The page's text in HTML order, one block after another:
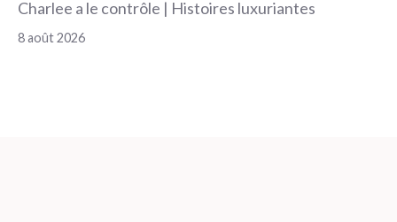
Charlee a le contrôle | Histoires luxuriantes
8 août 2026